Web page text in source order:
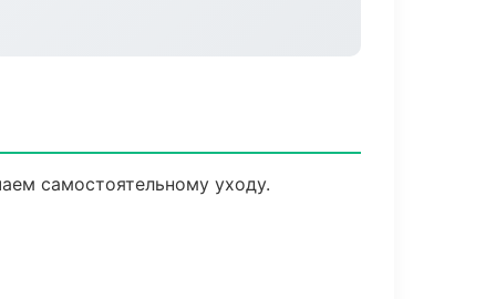
самостоятельному уходу.